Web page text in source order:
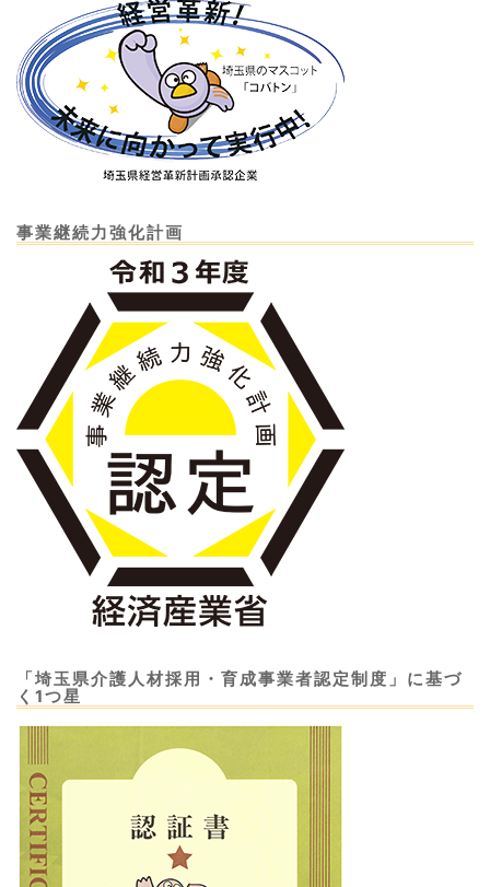
事業継続力強化計画
「埼玉県介護人材採用・育成事業者認定制度」に基づ
く1つ星